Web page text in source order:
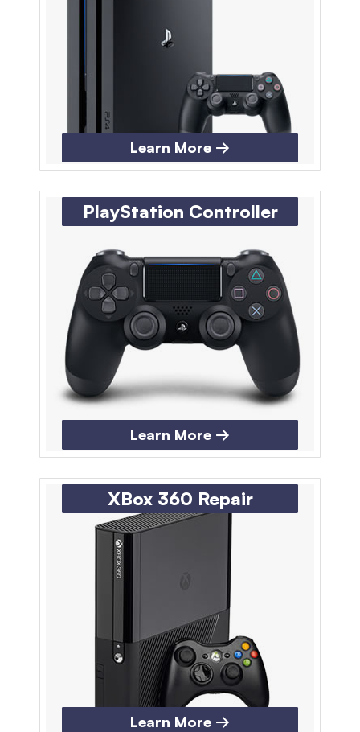
Learn More →
PlayStation Controller
Learn More →
XBox 360 Repair
Learn More →